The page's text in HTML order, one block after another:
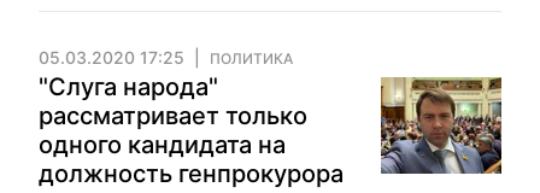
05.03.2020 17:25 ПОЛИТИКА
"Слуга народа"
рассматривает только
одного кандидата на
должность генпрокурора